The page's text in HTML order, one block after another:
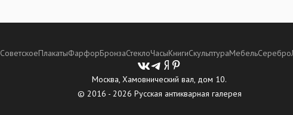
СоветскоеПлакатыФарфорБронзаСтеклоЧасыКнигиСкульптураМебельСеребро
Москва, Хамовнический вал, дом 10.
© 2016 - 2026 Русская антикварная галерея